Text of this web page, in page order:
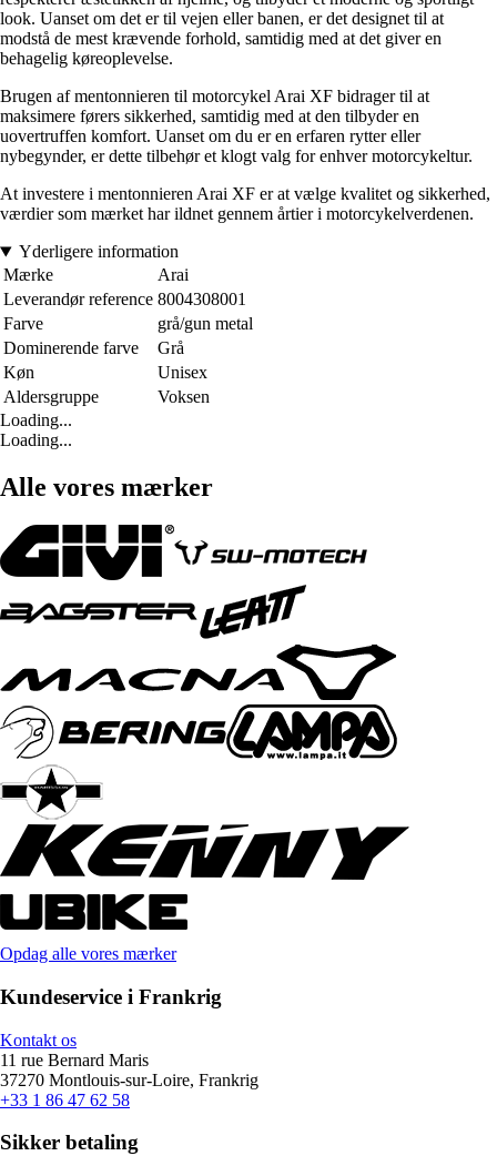
look. Uanset om det er til vejen eller banen, er det designet til at
modstå de mest krævende forhold, samtidig med at det giver en
behagelig køreoplevelse.
Brugen af mentonnieren til motorcykel Arai XF bidrager til at
maksimere førers sikkerhed, samtidig med at den tilbyder en
uovertruffen komfort. Uanset om du er en erfaren rytter eller
nybegynder, er dette tilbehør et klogt valg for enhver motorcykeltur.
At investere i mentonnieren Arai XF er at vælge kvalitet og sikkerhed,
værdier som mærket har ildnet gennem årtier i motorcykelverdenen.
Yderligere information
Mærke
Arai
Leverandør reference 8004308001
Farve
grå/gun metal
Dominerende farve
Grå
Køn
Unisex
Aldersgruppe
Voksen
Loading...
Loading...
Alle vores mærker
Opdag alle vores mærker
Kundeservice i Frankrig
Kontakt os
11 rue Bernard Maris
37270 Montlouis-sur-Loire, Frankrig
+33 1 86 47 62 58
Sikker betaling